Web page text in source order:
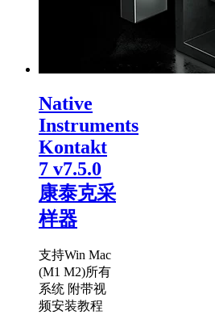
Native
Instruments
Kontakt
7 v7.5.0
康泰克采
样器
支持Win Mac
(M1 M2)所有
系统 附带视
频安装教程